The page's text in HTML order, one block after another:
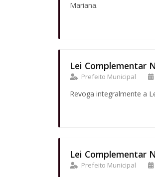
Mariana.
Lei Complementar
Prefeito Municipal
Revoga integralmente a
Lei Complementar
Prefeito Municipal